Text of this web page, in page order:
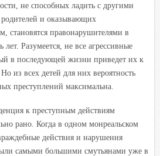
не способных ладить с другими
и оказывающих
становятся правонарушителями в
лет. Разумеется, не все агрессивные
в последующей жизни приведет их к
из всех детей для них вероятность
преступлений максимальна.
к преступным действиям
рано. Когда в одном монреальском
действия и нарушения
самыми большими смутьянами уже в